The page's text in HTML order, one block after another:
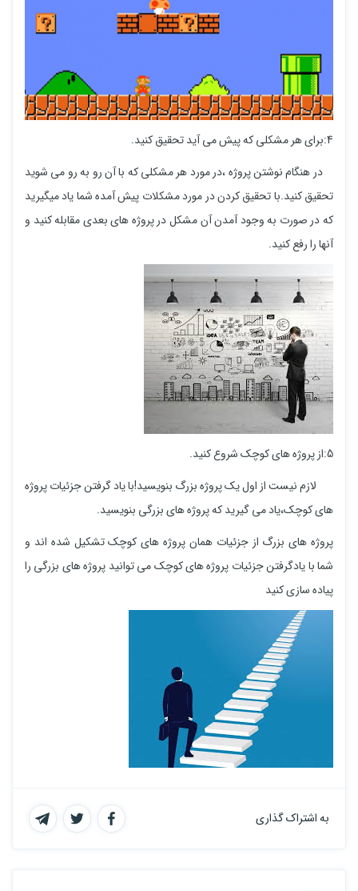
4:برای هر مشکلی که پیش می آید تحقیق کنید.
در هنگام نوشتن پروژه ،در مورد هر مشکلی که با آن رو به رو می شوید
تحقیق کنید.با تحقیق کردن در مورد مشکلات پیش آمده شما یاد میگیرید
که در صورت به وجود آمدن آن مشکل در پروژه های بعدی مقابله کنید و
آنها را رفع کنید.
5:از پروژه های کوچک شروع کنید.
لازم نیست از اول یک پروژه بزرگ بنویسید!با یاد گرفتن جزئیات پروژه
های کوچک،یاد می گیرید که پروژه های بزرگی بنویسید.
پروژه های بزرگ از جزئیات همان پروژه های کوچک تشکیل شده اند و
شما با یادگرفتن جزئیات پروژه های کوچک می توانید پروژه های بزرگی را
پیاده سازی کنید
به اشتراک گذاری